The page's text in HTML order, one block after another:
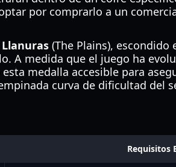
por comprarlo a un
Llanuras (The Plains),
A medida que el juego ha
medalla accesible para
curva de dificultad del
Requisitos